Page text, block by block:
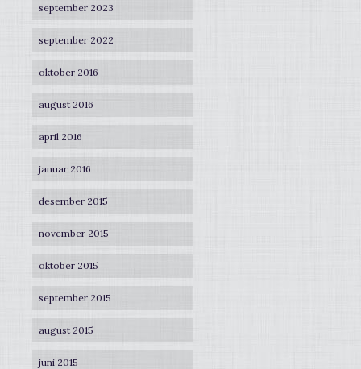
september 2023
september 2022
oktober 2016
august 2016
april 2016
januar 2016
desember 2015
november 2015
oktober 2015
september 2015
august 2015
juni 2015